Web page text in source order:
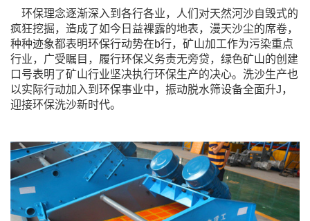
环保理念逐渐深入到各行各业，人们对天然河沙自毁式的
疯狂挖掘，造成了如今日益裸露的地表，漫天沙尘的席卷，
种种迹象都表明环保行动势在b行，矿山加工作为污染重点
行业，广受瞩目，履行环保义务责无旁贷，绿色矿山的创建
口号表明了矿山行业坚决执行环保生产的决心。洗沙生产也
以实际行动加入到环保事业中，振动脱水筛设备全面升J，
迎接环保洗沙新时代。